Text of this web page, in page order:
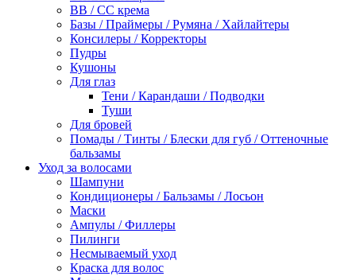
BB / СС крема
Базы / Праймеры / Румяна / Хайлайтеры
Консилеры / Корректоры
Пудры
Кушоны
Для глаз
Тени / Карандаши / Подводки
Туши
Для бровей
Помады / Тинты / Блески для губ / Оттеночные
бальзамы
Уход за волосами
Шампуни
Кондиционеры / Бальзамы / Лосьон
Маски
Ампулы / Филлеры
Пилинги
Несмываемый уход
Краска для волос